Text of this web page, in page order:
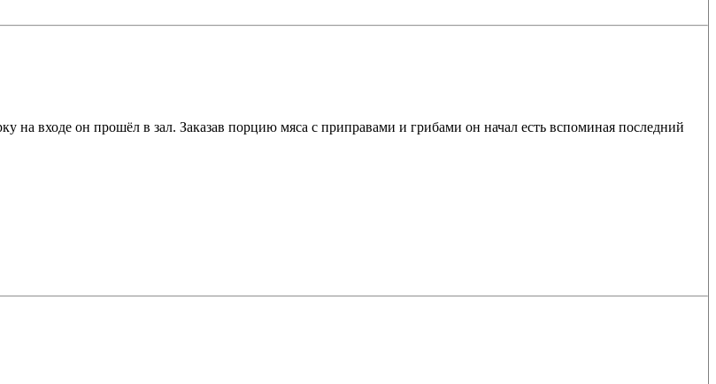
на входе он прошёл в зал. Заказав порцию мяса с приправами и грибами он начал есть вспоминая последний